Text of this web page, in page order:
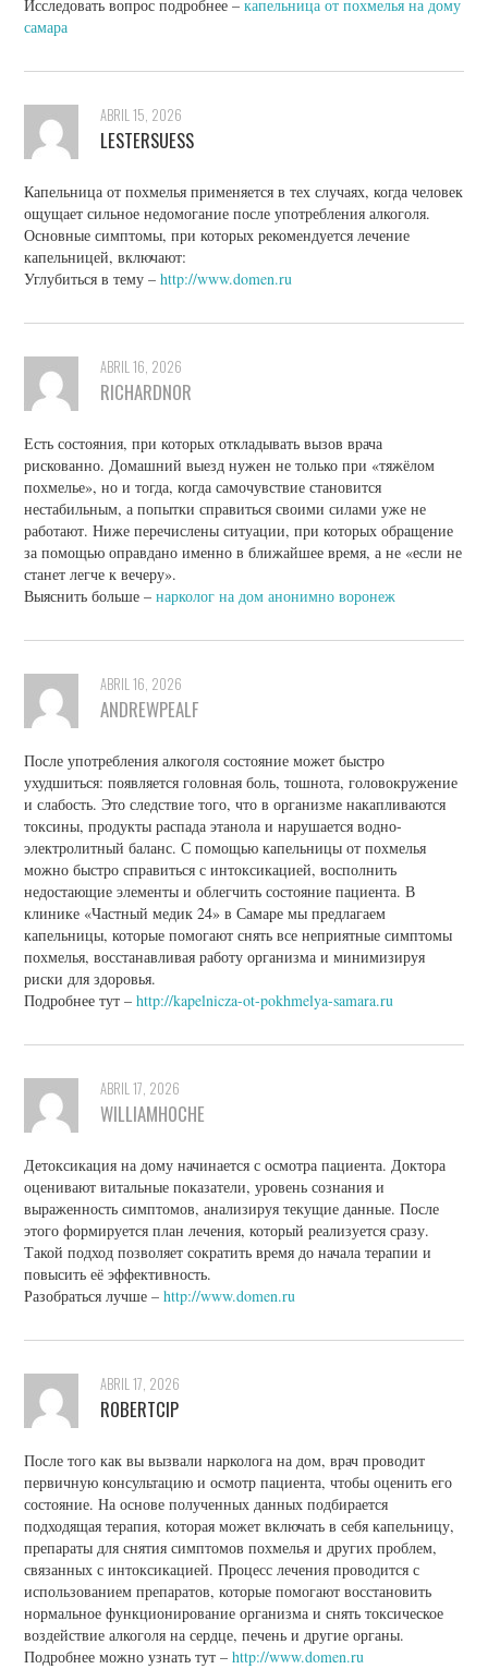
Исследовать вопрос подробнее –капельница от похмелья на дому
самара
ABRIL 15, 2026
LESTERSUESS
Капельница от похмелья применяется в тех случаях, когда человек
ощущает сильное недомогание после употребления алкоголя.
Основные симптомы, при которых рекомендуется лечение
капельницей, включают:
Углубиться в тему –http://www.domen.ru
ABRIL 16, 2026
RICHARDNOR
Есть состояния, при которых откладывать вызов врача
рискованно. Домашний выезд нужен не только при «тяжёлом
похмелье», но и тогда, когда самочувствие становится
нестабильным, а попытки справиться своими силами уже не
работают. Ниже перечислены ситуации, при которых обращение
за помощью оправдано именно в ближайшее время, а не «если не
станет легче к вечеру».
Выяснить больше –нарколог на дом анонимно воронеж
ABRIL 16, 2026
ANDREWPEALF
После употребления алкоголя состояние может быстро
ухудшиться: появляется головная боль, тошнота, головокружение
и слабость. Это следствие того, что в организме накапливаются
токсины, продукты распада этанола и нарушается водно-
электролитный баланс. С помощью капельницы от похмелья
можно быстро справиться с интоксикацией, восполнить
недостающие элементы и облегчить состояние пациента. В
клинике «Частный медик 24» в Самаре мы предлагаем
капельницы, которые помогают снять все неприятные симптомы
похмелья, восстанавливая работу организма и минимизируя
риски для здоровья.
Подробнее тут –http://kapelnicza-ot-pokhmelya-samara.ru
ABRIL 17, 2026
WILLIAMHOCHE
Детоксикация на дому начинается с осмотра пациента. Доктора
оценивают витальные показатели, уровень сознания и
выраженность симптомов, анализируя текущие данные. После
этого формируется план лечения, который реализуется сразу.
Такой подход позволяет сократить время до начала терапии и
повысить её эффективность.
Разобраться лучше –http://www.domen.ru
ABRIL 17, 2026
ROBERTCIP
После того как вы вызвали нарколога на дом, врач проводит
первичную консультацию и осмотр пациента, чтобы оценить его
состояние. На основе полученных данных подбирается
подходящая терапия, которая может включать в себя капельницу,
препараты для снятия симптомов похмелья и других проблем,
связанных с интоксикацией. Процесс лечения проводится с
использованием препаратов, которые помогают восстановить
нормальное функционирование организма и снять токсическое
воздействие алкоголя на сердце, печень и другие органы.
Подробнее можно узнать тут –http://www.domen.ru